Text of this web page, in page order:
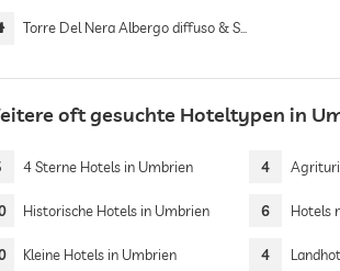
Torre Del Nera Albergo diffuso & Spa
oft gesuchte Hoteltypen in
4 Sterne Hotels in Umbrien 4
Historische Hotels in Umbrien 6 Hotels
Kleine Hotels in Umbrien 4